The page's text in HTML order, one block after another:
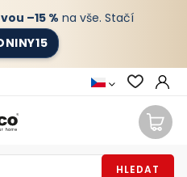
–15 % na vše. Stačí
HLEDAT